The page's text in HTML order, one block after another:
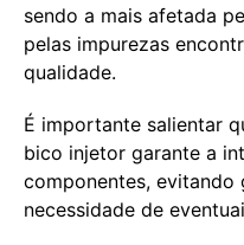
sendo a mais afetada
pelas impurezas
qualidade.
É importante salientar
bico injetor garante a
componentes, evitando
necessidade de